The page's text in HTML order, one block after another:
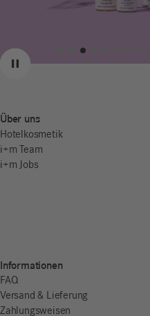
Zurück
Weiter
Pause
Über uns
Hotelkosmetik
i+m Team
i+m Jobs
Informationen
FAQ
Versand & Lieferung
Zahlungsweisen